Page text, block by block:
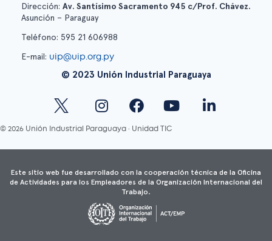
Dirección: Av. Santísimo Sacramento 945 c/Prof. Chávez.
Asunción – Paraguay
Teléfono: 595 21 606988
E-mail: uip@uip.org.py
© 2023 Unión Industrial Paraguaya
© 2026 Unión Industrial Paraguaya · Unidad TIC
Este sitio web fue desarrollado con la cooperación técnica de la Oficina
de Actividades para los Empleadores de la Organización Internacional del
Trabajo.